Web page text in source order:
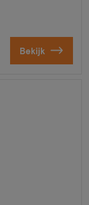
Bekijk